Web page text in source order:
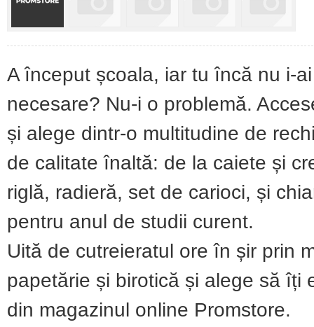
A început școala, iar tu încă nu i-
necesare? Nu-i o problemă.
și alege dintr-o multitudine de
de calitate înaltă: de la caiete și
riglă, radieră, set de carioci, și
pentru anul de studii curent.
Uită de cutreieratul ore în șir prin
papetărie și birotică și alege să îți
din magazinul online Promstore.